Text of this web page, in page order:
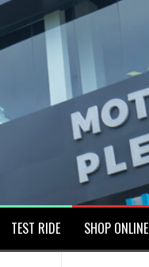
TEST RIDE SHOP ONLINE